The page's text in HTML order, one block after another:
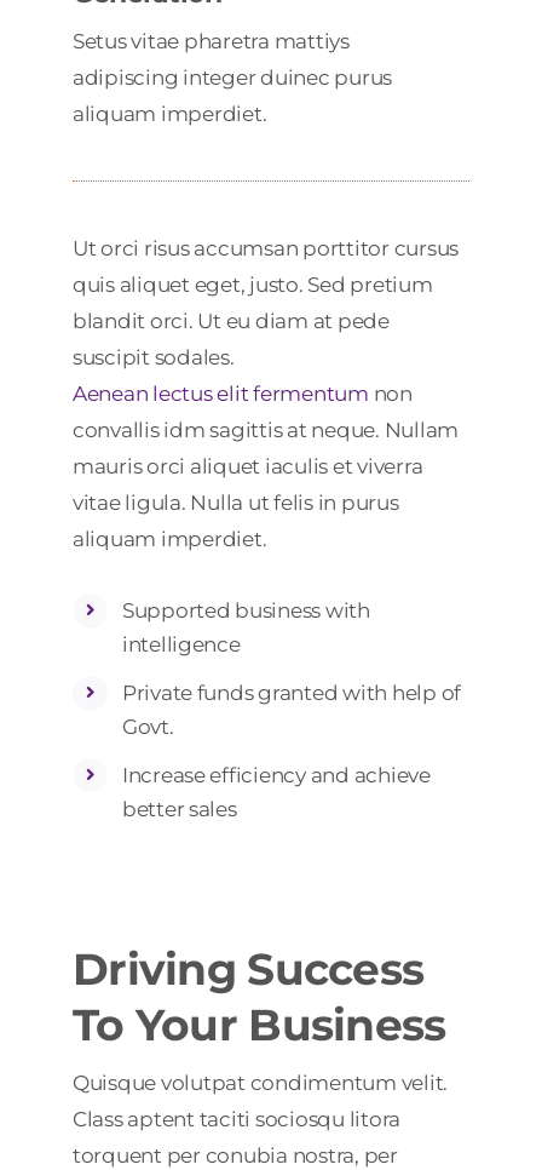
Setus vitae pharetra mattiys
adipiscing integer duinec purus
aliquam imperdiet.
Ut orci risus accumsan porttitor cursus
quis aliquet eget, justo. Sed pretium
blandit orci. Ut eu diam at pede
suscipit sodales.
Aenean lectus elit fermentum non
convallis idm sagittis at neque. Nullam
mauris orci aliquet iaculis et viverra
vitae ligula. Nulla ut felis in purus
aliquam imperdiet.
Supported business with
intelligence
Private funds granted with help of
Govt.
Increase efficiency and achieve
better sales
Driving Success
To Your Business
Quisque volutpat condimentum velit.
Class aptent taciti sociosqu litora
torquent per conubia nostra, per